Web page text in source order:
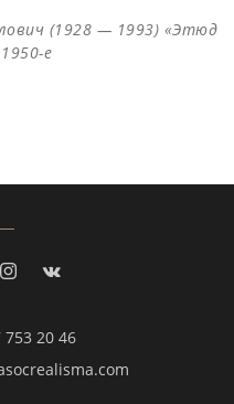
(1928 — 1993) «Этюд
е
753 20 46